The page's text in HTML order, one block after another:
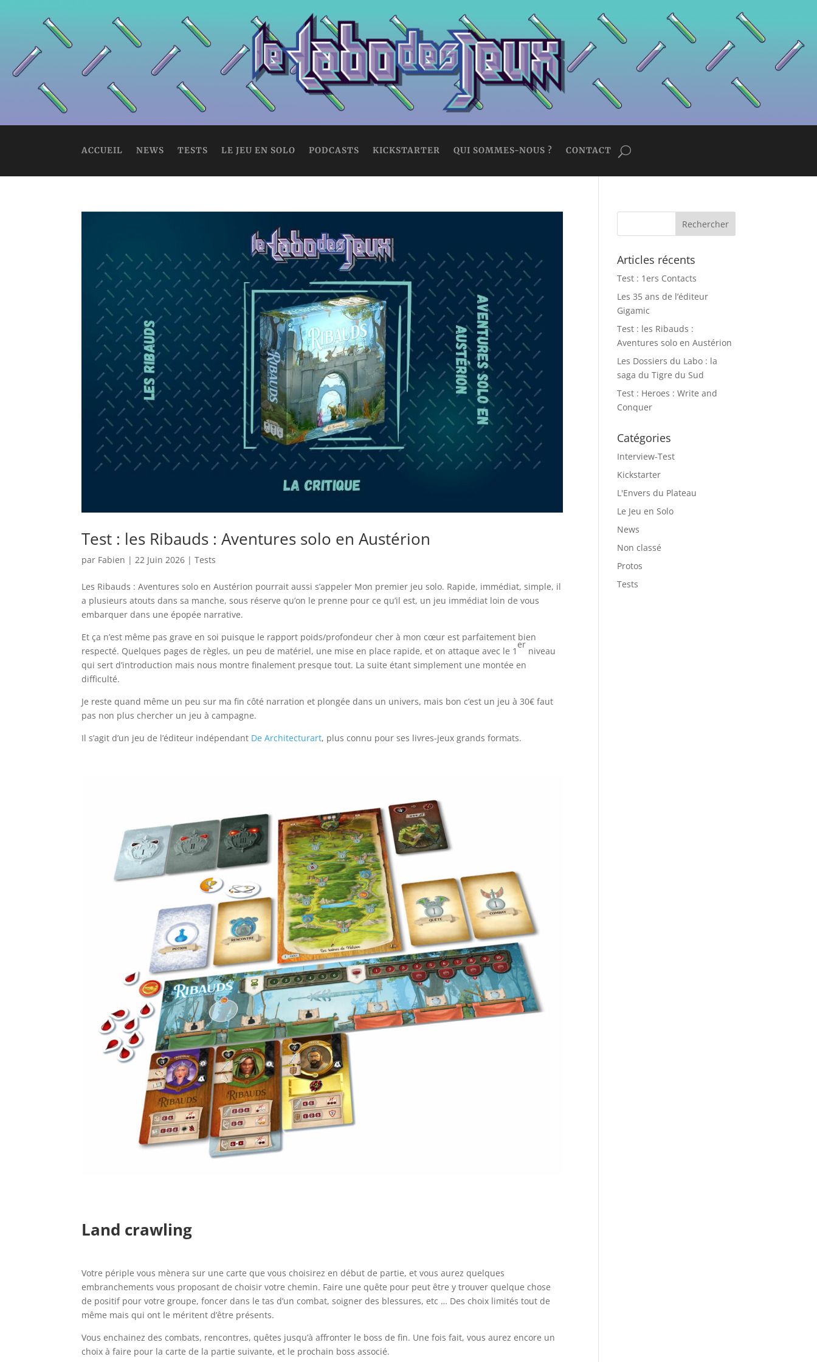
ACCUEIL NEWS TESTS LE JEU EN SOLO PODCASTS KICKSTARTER QUI SOMMES-NOUS ? CONTACT
Test : les Ribauds : Aventures solo en Austérion
par Fabien | 22 Juin 2026 |Tests
Les Ribauds : Aventures solo en Austérion pourrait aussi s’appeler Mon premier jeu solo. Rapide, immédiat, simple, il
a plusieurs atouts dans sa manche, sous réserve qu’on le prenne pour ce qu’il est, un jeu immédiat loin de vous
embarquer dans une épopée narrative.
Et ça n’est même pas grave en soi puisque le rapport poids/profondeur cher à mon cœur est parfaitement bien
respecté. Quelques pages de règles, un peu de matériel, une mise en place rapide, et on attaque avec le 1
er
niveau
qui sert d’introduction mais nous montre finalement presque tout. La suite étant simplement une montée en
difficulté.
Je reste quand même un peu sur ma fin côté narration et plongée dans un univers, mais bon c’est un jeu à 30€ faut
pas non plus chercher un jeu à campagne.
Il s’agit d’un jeu de l’éditeur indépendant De Architecturart, plus connu pour ses livres-jeux grands formats.
Land crawling
Votre périple vous mènera sur une carte que vous choisirez en début de partie, et vous aurez quelques
embranchements vous proposant de choisir votre chemin. Faire une quête pour peut être y trouver quelque chose
de positif pour votre groupe, foncer dans le tas d’un combat, soigner des blessures, etc … Des choix limités tout de
même mais qui ont le méritent d’être présents.
Vous enchainez des combats, rencontres, quêtes jusqu’à affronter le boss de fin. Une fois fait, vous aurez encore un
choix à faire pour la carte de la partie suivante, et le prochain boss associé.
Articles récents
Test : 1ers Contacts
Les 35 ans de l’éditeur
Gigamic
Test : les Ribauds :
Aventures solo en Austérion
Les Dossiers du Labo : la
saga du Tigre du Sud
Test : Heroes : Write and
Conquer
Catégories
Interview-Test
Kickstarter
L'Envers du Plateau
Le Jeu en Solo
News
Non classé
Protos
Tests